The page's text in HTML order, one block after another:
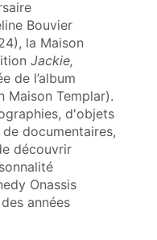
Bouvier
la Maison
Jackie,
de l’album
Maison Templar).
d'objets
documentaires,
découvrir
Onassis
années